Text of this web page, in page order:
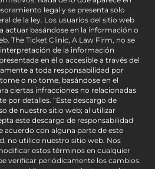
legal y se presenta solo
de la ley. Los usuarios del sitio web
actuar basándose en la información o
The Ticket Clinic, A Law Firm, no se
de la información
en él o accesible a través del
a toda responsabilidad por
o no tome, basándose en el
ciertas infracciones no relacionadas
por detalles. “Este descargo de
de nuestro sitio web; al utilizar
este descargo de responsabilidad
acuerdo con alguna parte de este
no utilice nuestro sitio web. Nos
estos términos en cualquier
verificar periódicamente los cambios.